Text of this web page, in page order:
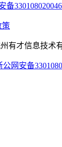
备
策
有才信息技术
公网安备